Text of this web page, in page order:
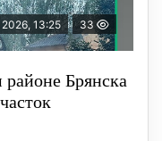
13:25 33
Брянска